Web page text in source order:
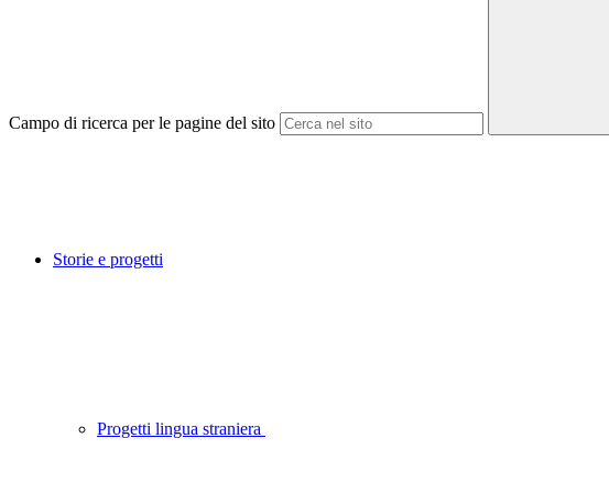
Campo di ricerca per le pagine del sito
Storie e progetti
Progetti lingua straniera